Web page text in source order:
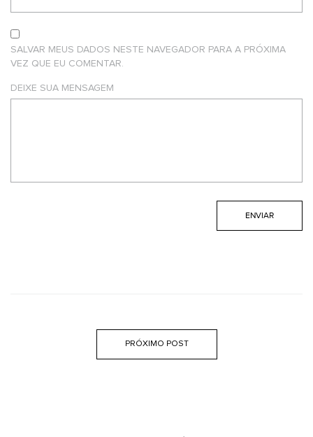
SALVAR MEUS DADOS NESTE NAVEGADOR PARA A PRÓXIMA
VEZ QUE EU COMENTAR.
DEIXE SUA MENSAGEM
PRÓXIMO POST